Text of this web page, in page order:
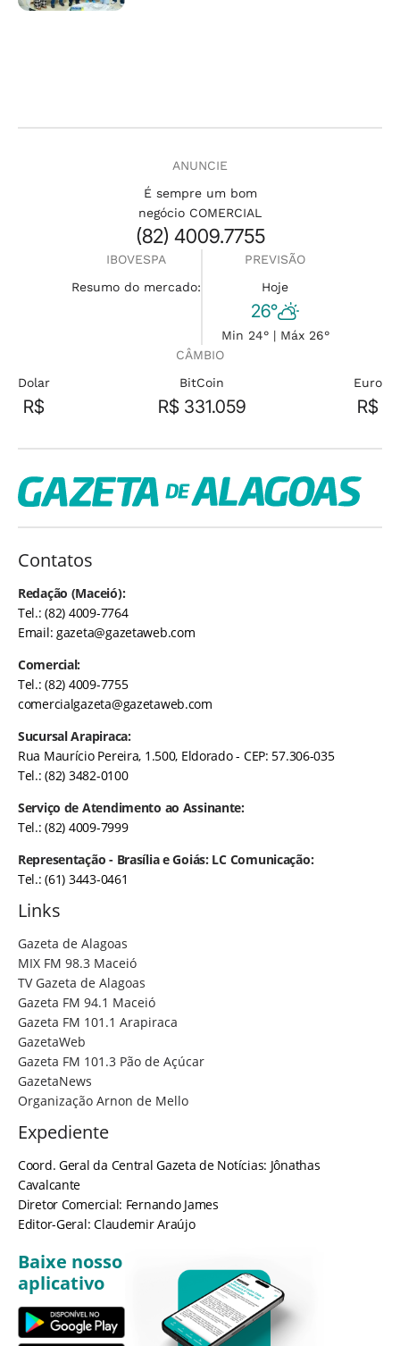
ANUNCIE
É sempre um bom
negócio COMERCIAL
(82) 4009.7755
IBOVESPA
Resumo do mercado:
PREVISÃO
Hoje
26°
Min 24° | Máx 26°
CÂMBIO
Dolar
R$
BitCoin
R$ 331.059
Euro
R$
Contatos
Redação (Maceió):
Tel.: (82) 4009-7764
Email:gazeta@gazetaweb.com
Comercial:
Tel.: (82) 4009-7755
comercialgazeta@gazetaweb.com
Sucursal Arapiraca:
Rua Maurício Pereira, 1.500, Eldorado - CEP: 57.306-035
Tel.: (82) 3482-0100
Serviço de Atendimento ao Assinante:
Tel.: (82) 4009-7999
Representação - Brasília e Goiás: LC Comunicação:
Tel.: (61) 3443-0461
Links
Gazeta de Alagoas
MIX FM 98.3 Maceió
TV Gazeta de Alagoas
Gazeta FM 94.1 Maceió
Gazeta FM 101.1 Arapiraca
GazetaWeb
Gazeta FM 101.3 Pão de Açúcar
GazetaNews
Organização Arnon de Mello
Expediente
Coord. Geral da Central Gazeta de Notícias: Jônathas
Cavalcante
Diretor Comercial: Fernando James
Editor-Geral: Claudemir Araújo
Baixe nosso
aplicativo